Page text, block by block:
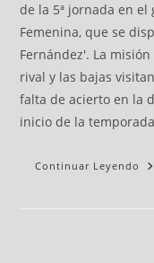
de la 5ª jornada en
Femenina, que se
Fernández'. La
rival y las bajas
falta de acierto en la
inicio de la
Continuar Leyendo